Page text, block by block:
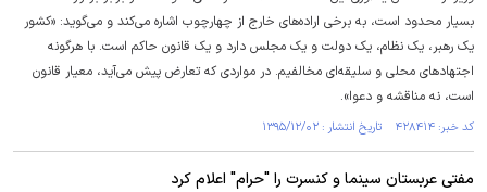
بسیار محدود است، به برخی اراده‌های خارج از چهارچوب اشاره می‌کند و می‌گوید: «کشور
یک رهبر، یک نظام، یک دولت و یک مجلس دارد و یک قانون حاکم است. با هرگونه
اجتهادهای محلی و سلیقه‌ای مخالفیم. در مواردی که تعارض پیش می‌آید، ‌معیار قانون
است، نه مناقشه و دعوا».
کد خبر: ۴۲۸۴۱۴ تاریخ انتشار : ۱۳۹۵/۱۲/۰۲
مفتی عربستان سینما و کنسرت‌ را "حرام" اعلام کرد